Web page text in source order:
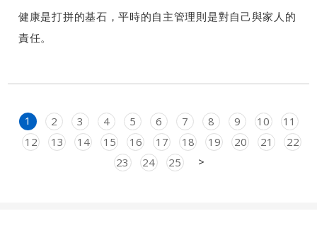
健康是打拼的基石，平時的自主管理則是對自己與家人的
責任。
1 2 3 4 5 6 7 8 9 10
11
12
13 14 15 16 17 18 19 20 21
22
23
24 25 >Next